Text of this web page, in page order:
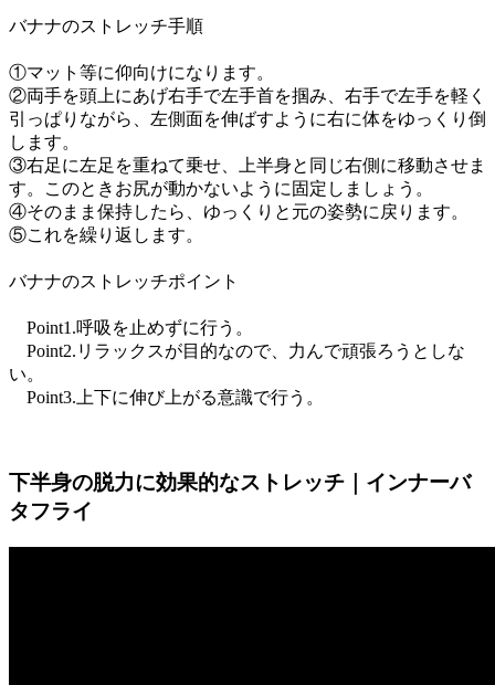
バナナのストレッチ手順
①マット等に仰向けになります。
②両手を頭上にあげ右手で左手首を掴み、右手で左手を軽く
引っぱりながら、左側面を伸ばすように右に体をゆっくり倒
します。
③右足に左足を重ねて乗せ、上半身と同じ右側に移動させま
す。このときお尻が動かないように固定しましょう。
④そのまま保持したら、ゆっくりと元の姿勢に戻ります。
⑤これを繰り返します。
バナナのストレッチポイント
Point1.呼吸を止めずに行う。
Point2.リラックスが目的なので、力んで頑張ろうとしな
い。
Point3.上下に伸び上がる意識で行う。
下半身の脱力に効果的なストレッチ｜インナーバ
タフライ